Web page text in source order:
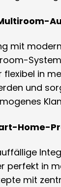
mit
flexibel in
und
Home-
perfekt in
mit